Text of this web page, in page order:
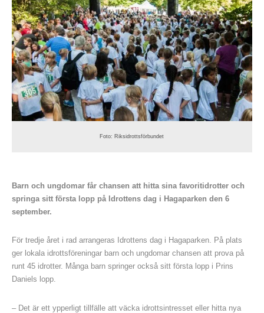
Foto: Riksidrottsförbundet
Barn och ungdomar får chansen att hitta sina favoritidrotter och
springa sitt första lopp på Idrottens dag i Hagaparken den 6
september.
För tredje året i rad arrangeras Idrottens dag i Hagaparken. På plats
ger lokala idrottsföreningar barn och ungdomar chansen att prova på
runt 45 idrotter. Många barn springer också sitt första lopp i Prins
Daniels lopp.
– Det är ett ypperligt tillfälle att väcka idrottsintresset eller hitta nya